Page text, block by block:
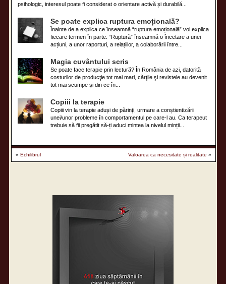
psihologic, interesul poate fi considerat o orientare activă și durabilă...
Se poate explica ruptura emoțională?
Înainte de a explica ce înseamnă “ruptura emoțională” voi explica
fiecare termen în parte. “Ruptură” înseamnă o încetare a unei
acțiuni, a unor raporturi, a relațiilor, a colaborării între...
Magia cuvântului scris
Se poate face terapie prin lectură? În România de azi, datorită
costurilor de producţie tot mai mari, cărţile şi revistele au devenit
tot mai scumpe şi din ce în...
Copiii la terapie
Copiii vin la terapie aduși de părinți, urmare a conștientizării
unei/unor probleme în comportamentul pe care-l au. Ca terapeut
trebuie să fii pregătit să-ți aduci mintea la nivelul minții...
«Echilibrul Valoarea ca necesitate și realitate »